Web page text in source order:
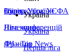
Збірна України
Італія
Німеччина
Франція
Суперкубок УЄФА
Ліга конференцій
ЛЧ - Top News
Україна
Україна
Перша ліга